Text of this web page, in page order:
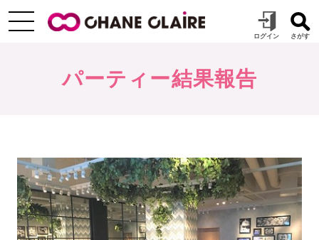
パーティー結果報告